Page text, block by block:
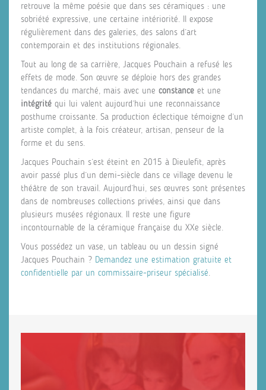
retrouve la même poésie que dans ses céramiques : une
sobriété expressive, une certaine intériorité. Il expose
régulièrement dans des galeries, des salons d’art
contemporain et des institutions régionales.
Tout au long de sa carrière, Jacques Pouchain a refusé les
effets de mode. Son œuvre se déploie hors des grandes
tendances du marché, mais avec une constance et une
intégrité qui lui valent aujourd’hui une reconnaissance
posthume croissante. Sa production éclectique témoigne d’un
artiste complet, à la fois créateur, artisan, penseur de la
forme et du sens.
Jacques Pouchain s’est éteint en 2015 à Dieulefit, après
avoir passé plus d’un demi-siècle dans ce village devenu le
théâtre de son travail. Aujourd’hui, ses œuvres sont présentes
dans de nombreuses collections privées, ainsi que dans
plusieurs musées régionaux. Il reste une figure
incontournable de la céramique française du XXe siècle.
Vous possédez un vase, un tableau ou un dessin signé
Jacques Pouchain ? Demandez une estimation gratuite et
confidentielle par un commissaire-priseur spécialisé.